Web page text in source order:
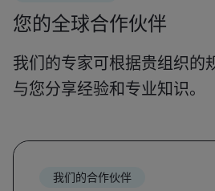
您的全球合作伙伴
我们的专家可根据贵组织的
与您分享经验和专业知识。
我们的合作伙伴